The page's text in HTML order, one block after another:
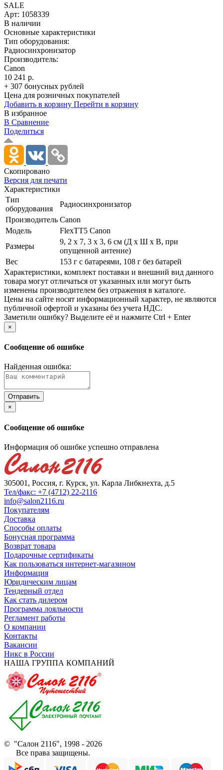
SALE
Арт: 1058339
В наличии
Основные характеристики
Тип оборудования:
Радиосинхронизатор
Производитель:
Canon
10 241 р.
+ 307 бонусных рублей
Цена для розничных покупателей
Добавить в корзину Перейти в корзину
В избранное
В Сравнение
Поделиться
Скопировано
Версия для печати
Характеристики
Тип
оборудования
Радиосинхронизатор
Производитель Canon
Модель
FlexTT5 Canon
Размеры
9, 2 x 7, 3 x 3, 6 см (Д x Ш x B, при
опущенной антенне)
Вес
153 г с батареями, 108 г без батарей
Xарактеристики, комплект поставки и внешний вид данного
товара могут отличаться от указанных или могут быть
изменены производителем без отражения в каталоге.
Цены на сайте носят информационный характер, не являются
публичной офертой и указаны без учета НДС.
Заметили ошибку? Выделите её и нажмите Ctrl + Enter
×
Сообщение об ошибке
Найденная ошибка:
×
Сообщение об ошибке
Информация об ошибке успешно отправлена
305001, Россия, г. Курск, ул. Карла Либкнехта, д.5
Тел/факс: +7 (4712) 22-2116
info@salon2116.ru
Покупателям
Доставка
Способы оплаты
Бонусная программа
Возврат товара
Подарочные сертификаты
Как пользоваться интернет-магазином
Информация
Юридическим лицам
Тендерный отдел
Как стать дилером
Программа лояльности
Регламент работы
О компании
Контакты
Вакансии
Никс в России
НАША ГРУППА КОМПАНИЙ
© "Салон 2116", 1998 - 2026
Все права защищены.